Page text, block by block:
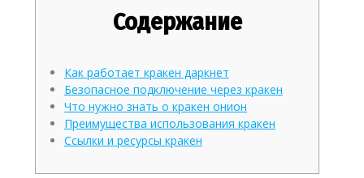
Содержание
Как работает кракен даркнет
Безопасное подключение через кракен
Что нужно знать о кракен онион
Преимущества использования кракен
Ссылки и ресурсы кракен